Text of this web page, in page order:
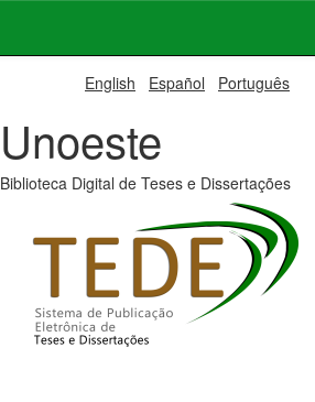
English Español Português
Unoeste
Biblioteca Digital de Teses e Dissertações